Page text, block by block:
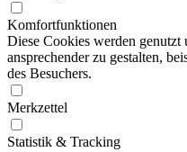
Komfortfunktionen
Diese Cookies werden genutzt
ansprechender zu gestalten,
des Besuchers.
Merkzettel
Statistik & Tracking